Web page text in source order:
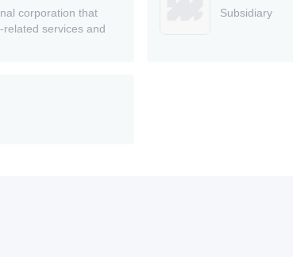
corporation that
services and
Subsidiary